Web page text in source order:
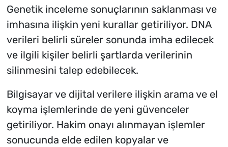
Genetik inceleme sonuçlarının saklanması ve
imhasına ilişkin yeni kurallar getiriliyor. DNA
verileri belirli süreler sonunda imha edilecek
ve ilgili kişiler belirli şartlarda verilerinin
silinmesini talep edebilecek.
Bilgisayar ve dijital verilere ilişkin arama ve el
koyma işlemlerinde de yeni güvenceler
getiriliyor. Hakim onayı alınmayan işlemler
sonucunda elde edilen kopyalar ve